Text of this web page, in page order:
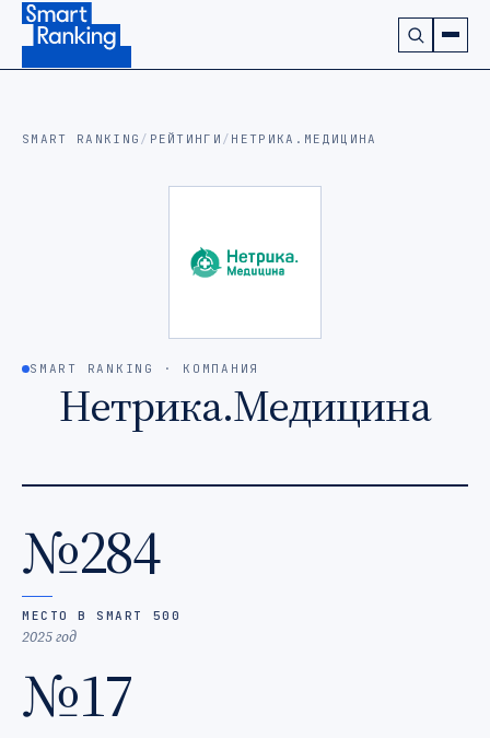
Подписаться на наш канал в Telegram (откроется в
SMART RANKING / РЕЙТИНГИ / НЕТРИКА.МЕДИЦИНА
SMART RANKING · КОМПАНИЯ
Нетрика.Медицина
№284
МЕСТО В SMART 500
2025 год
№17